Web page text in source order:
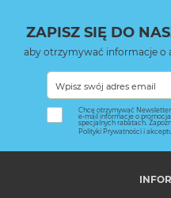
ZAPISZ SIĘ DO
aby otrzymywać informacje o
Chcę otrzymywać
e-mail informacje o
specjalnych rabatach.
Polityki Prywatności i